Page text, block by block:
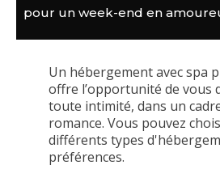
pour un week-end en
Un hébergement avec spa
offre l’opportunité de vous
toute intimité, dans un
romance. Vous pouvez
différents types
préférences.